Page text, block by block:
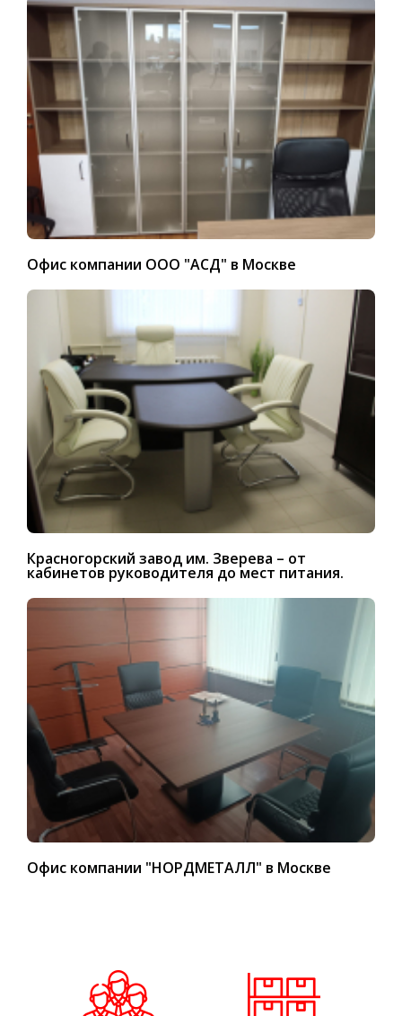
Офис компании ООО "АСД" в Москве
Красногорский завод им. Зверева – от
кабинетов руководителя до мест питания.
Офис компании "НОРДМЕТАЛЛ" в Москве